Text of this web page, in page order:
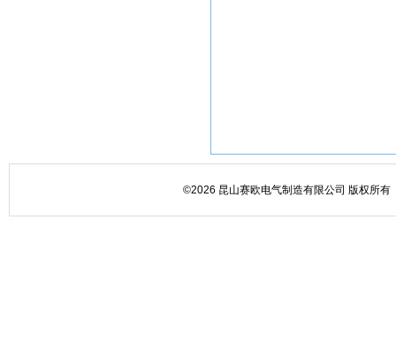
©2026 昆山赛欧电气制造有限公司 版权所